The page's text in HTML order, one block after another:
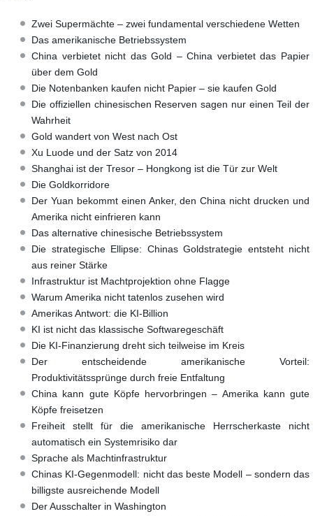
Zwei Supermächte – zwei fundamental verschiedene Wetten
Das amerikanische Betriebssystem
China verbietet nicht das Gold – China verbietet das Papier
über dem Gold
Die Notenbanken kaufen nicht Papier – sie kaufen Gold
Die offiziellen chinesischen Reserven sagen nur einen Teil der
Wahrheit
Gold wandert von West nach Ost
Xu Luode und der Satz von 2014
Shanghai ist der Tresor – Hongkong ist die Tür zur Welt
Die Goldkorridore
Der Yuan bekommt einen Anker, den China nicht drucken und
Amerika nicht einfrieren kann
Das alternative chinesische Betriebssystem
Die strategische Ellipse: Chinas Goldstrategie entsteht nicht
aus reiner Stärke
Infrastruktur ist Machtprojektion ohne Flagge
Warum Amerika nicht tatenlos zusehen wird
Amerikas Antwort: die KI-Billion
KI ist nicht das klassische Softwaregeschäft
Die KI-Finanzierung dreht sich teilweise im Kreis
Der entscheidende amerikanische Vorteil:
Produktivitätssprünge durch freie Entfaltung
China kann gute Köpfe hervorbringen – Amerika kann gute
Köpfe freisetzen
Freiheit stellt für die amerikanische Herrscherkaste nicht
automatisch ein Systemrisiko dar
Sprache als Machtinfrastruktur
Chinas KI-Gegenmodell: nicht das beste Modell – sondern das
billigste ausreichende Modell
Der Ausschalter in Washington